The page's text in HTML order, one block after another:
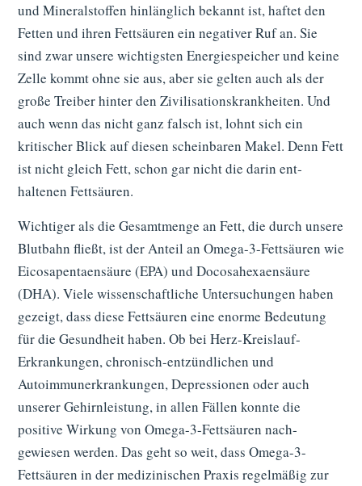
und Mineral­stoffen hinlänglich bekannt ist, haftet den
Fetten und ihren Fett­säuren ein negativer Ruf an. Sie
sind zwar unsere wichtig­sten Energie­speicher und keine
Zelle kommt ohne sie aus, aber sie gelten auch als der
große Treiber hinter den Zivilisa­tions­krankheiten. Und
auch wenn das nicht ganz falsch ist, lohnt sich ein
kritischer Blick auf diesen scheinbaren Makel. Denn Fett
ist nicht gleich Fett, schon gar nicht die darin ent­
haltenen Fettsäuren.
Wichtiger als die Gesamtmenge an Fett, die durch unsere
Blut­bahn fließt, ist der Anteil an Omega-3-Fettsäuren wie
Eicosapentaen­säure (EPA) und Docosahexaen­säure
(DHA). Viele wissen­schaftliche Unter­suchungen haben
gezeigt, dass diese Fett­säuren eine enorme Bedeutung
für die Gesund­heit haben. Ob bei Herz-Kreislauf-
Erkrankungen, chronisch-entzündlichen und
Autoimmun­erkran­kungen, Depressionen oder auch
unserer Gehirn­leistung, in allen Fällen konnte die
positive Wirkung von Omega-3-Fettsäuren nach­
gewiesen werden. Das geht so weit, dass Omega-3-
Fettsäuren in der medizini­schen Praxis regelmäßig zur